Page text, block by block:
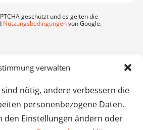
verwalten
sind nötig, andere verbessern die
personenbezogene Daten.
den Einstellungen ändern oder
geschützt und es gelten die
Nutzungsbedingungenvon Google.